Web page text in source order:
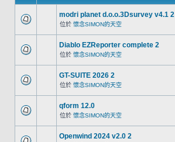
modri planet d.o.o.3Dsurvey v4.1 2
位於 懷念SIMON的天空
Diablo EZReporter complete 2
位於 懷念SIMON的天空
GT-SUITE 2026 2
位於 懷念SIMON的天空
qform 12.0
位於 懷念SIMON的天空
Openwind 2024 v2.0 2